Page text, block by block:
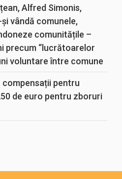
Alfred Simonis,
vândă comunele,
comunitățile –
precum “lucrătoarelor
voluntare între comune
pentru
de euro pentru zboruri